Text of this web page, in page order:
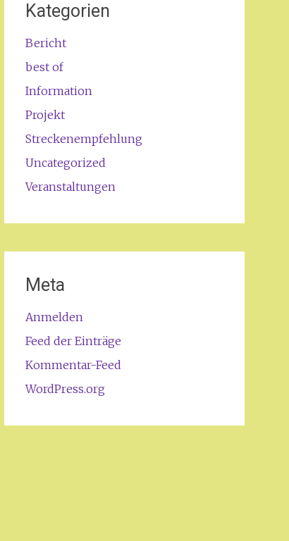
Kategorien
Bericht
best of
Information
Projekt
Streckenempfehlung
Uncategorized
Veranstaltungen
Meta
Anmelden
Feed der Einträge
Kommentar-Feed
WordPress.org